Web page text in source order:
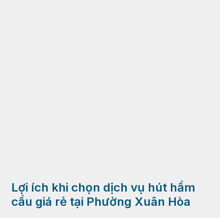
Lợi ích khi chọn dịch vụ hút hầm
cầu giá rẻ tại Phường Xuân Hòa